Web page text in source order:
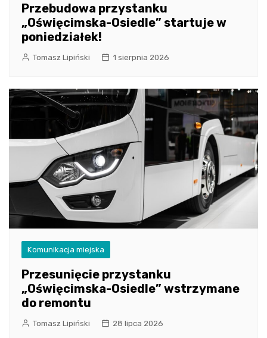
Przebudowa przystanku
„Oświęcimska-Osiedle” startuje w
poniedziałek!
Tomasz Lipiński 1 sierpnia 2026
Komunikacja miejska
Przesunięcie przystanku
„Oświęcimska-Osiedle” wstrzymane
do remontu
Tomasz Lipiński 28 lipca 2026